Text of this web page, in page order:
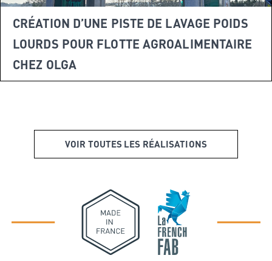
CRÉATION D’UNE PISTE DE LAVAGE POIDS
LOURDS POUR FLOTTE AGROALIMENTAIRE
CHEZ OLGA
VOIR TOUTES LES RÉALISATIONS